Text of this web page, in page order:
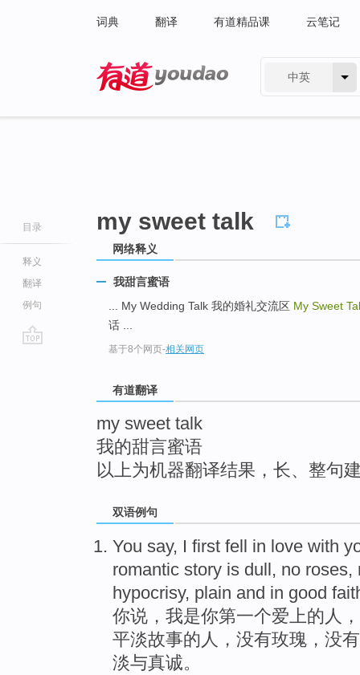
词典 翻译 有道精品课 云笔记
中英
目录
释义
翻译
例句
my sweet talk
网络释义
我甜言蜜语
... My Wedding Talk 我的婚礼交流区 My Sweet
话 ...
基于8个网页-相关网页
有道翻译
my sweet talk
我的甜言蜜语
以上为机器翻译结果，长、整句
双语例句
You say, I first fell in love with
romantic story is dull, no roses,
hypocrisy, plain and in good
你说 ， 我是你第一个爱上的人，
平淡故事的人， 没有玫瑰 ，没有
淡与真诚。